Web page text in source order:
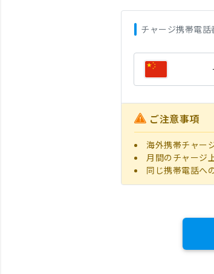
チャージ携帯電話
ご注意事項
海外携帯チャー
月間のチャージ
同じ携帯電話へ